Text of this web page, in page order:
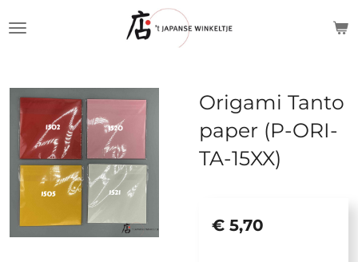
de
hoofdinhoud
Origami Tanto
paper (P-ORI-
TA-15XX)
€ 5,70